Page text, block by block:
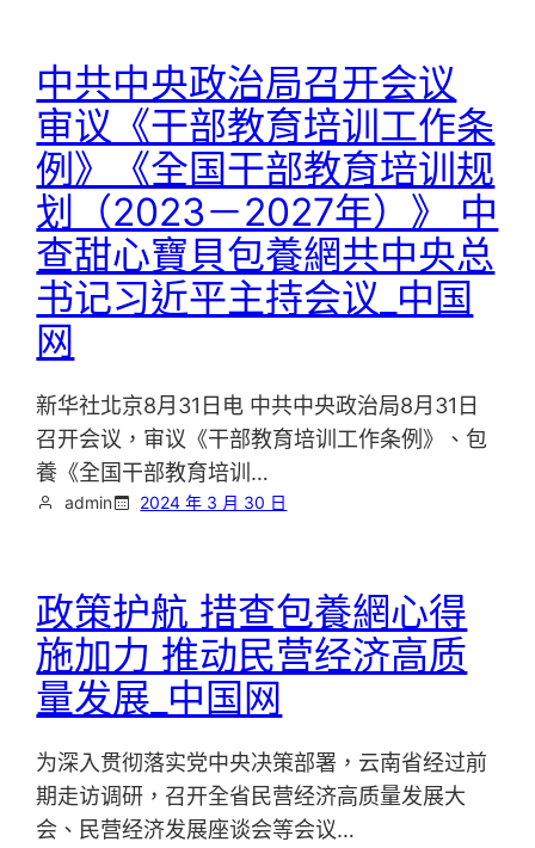
中共中央政治局召开会议
审议《干部教育培训工作条
例》《全国干部教育培训规
划（2023－2027年）》 中
查甜心寶貝包養網共中央总
书记习近平主持会议_中国
网
新华社北京8月31日电 中共中央政治局8月31日
召开会议，审议《干部教育培训工作条例》、包
養《全国干部教育培训…
admin 2024 年 3 月 30 日
政策护航 措查包養網心得
施加力 推动民营经济高质
量发展_中国网
为深入贯彻落实党中央决策部署，云南省经过前
期走访调研，召开全省民营经济高质量发展大
会、民营经济发展座谈会等会议…